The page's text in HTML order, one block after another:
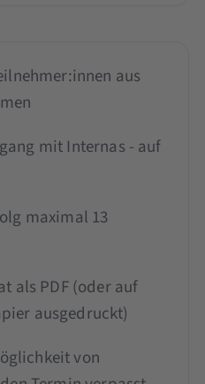
aus
mit Internas - auf
maximal 13
als PDF (oder auf
ausgedruckt)
von